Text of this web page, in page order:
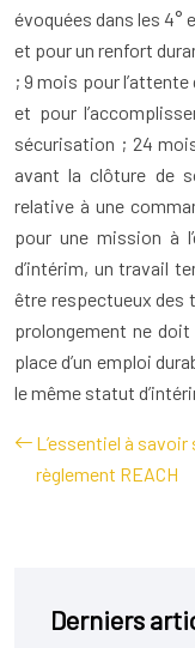
évoquées dans les 4°
et pour un renfort
; 9 mois pour l’attente
et pour
sécurisation ; 24
avant la clôture de
relative à une
pour une mission à
d’intérim, un travail
être respectueux des
prolongement ne
place d’un emploi
le même statut
L’essentiel à savoir
règlement REACH
Derniers